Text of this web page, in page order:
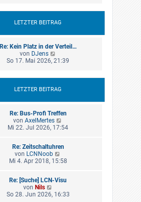
B
a
t
r
B
e
i
t
a
g
LETZTER BEITRAG
Re: Kein Platz in der Verteil…
von DJens
e
t
r
B
e
i
t
a
g
So 17. Mai 2026, 21:39
LETZTER BEITRAG
Re: Bus-Profi Treffen
vonAxelMertes
e
s
e
e
i
t
Mi 22. Jul 2026, 17:54
Re: Zeitschaltuhren
von LCNNoob
e
s
e
Mi 4. Apr 2018, 15:58
Re: [Suche] LCN-Visu
von Nils
e
So 28. Jun 2026, 16:33